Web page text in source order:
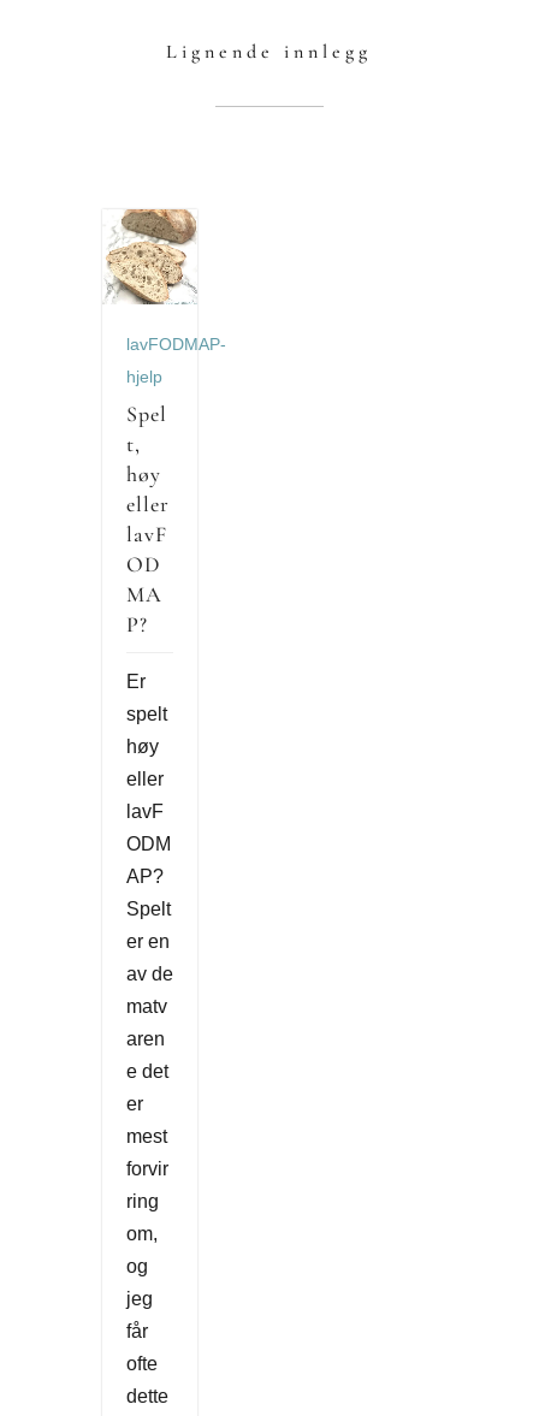
Lignende innlegg
lavFODMAP-
hjelp
Spel
t,
høy
eller
lavF
OD
MA
P?
Er
spelt
høy
eller
lavF
ODM
AP?
Spelt
er en
av de
matv
aren
e det
er
mest
forvir
ring
om,
og
jeg
får
ofte
dette